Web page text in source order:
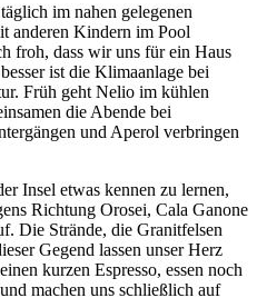
im nahen gelegenen
anderen Kindern im Pool
froh, dass wir uns für ein Haus
ist die Klimaanlage bei
Früh geht Nelio im kühlen
die Abende bei
und Aperol verbringen
Insel etwas kennen zu lernen,
Richtung Orosei, Cala Ganone
Die Strände, die Granitfelsen
Gegend lassen unser Herz
kurzen Espresso, essen noch
machen uns schließlich auf